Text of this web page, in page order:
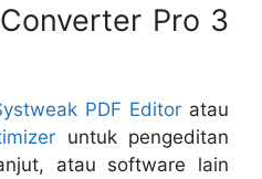
Pro 3
PDF Editor atau
untuk pengeditan
atau software lain